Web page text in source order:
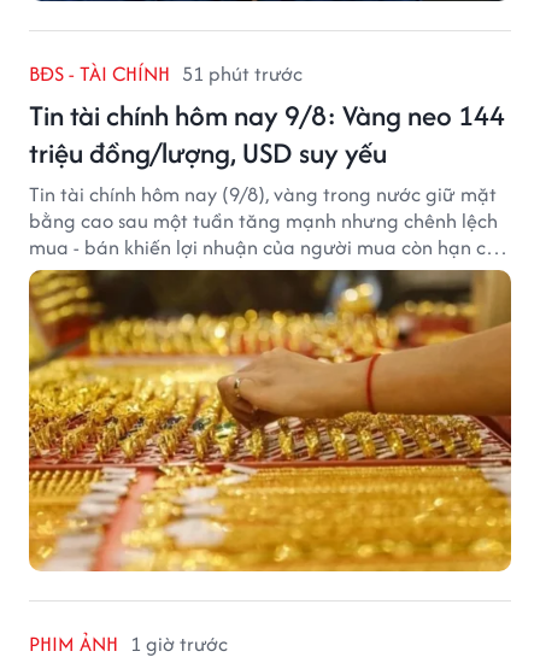
BĐS - TÀI CHÍNH 51 phút trước
Tin tài chính hôm nay 9/8: Vàng neo 144
triệu đồng/lượng, USD suy yếu
Tin tài chính hôm nay (9/8), vàng trong nước giữ mặt
bằng cao sau một tuần tăng mạnh nhưng chênh lệch
mua - bán khiến lợi nhuận của người mua còn hạn chế,
trong khi USD chịu sức ép sau dữ liệu việc làm Mỹ gây
thất vọng.
PHIM ẢNH 1 giờ trước